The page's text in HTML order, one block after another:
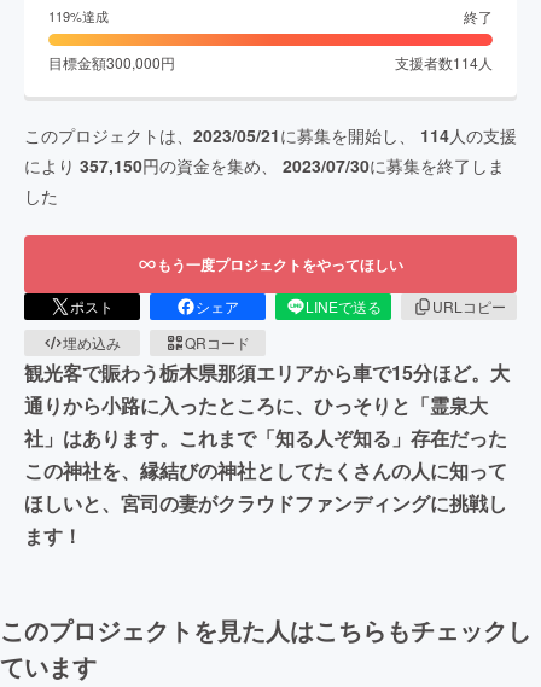
119%達成 終了
目標金額300,000円 支援者数114人
このプロジェクトは、 2023/05/21に募集を開始し、 114人の支援
により 357,150円の資金を集め、 2023/07/30に募集を終了しま
した
もう一度プロジェクトをやってほしい
ポスト シェア LINEで送る
URLコピー
埋め込み
QRコード
観光客で賑わう栃木県那須エリアから車で15分ほど。大
通りから小路に入ったところに、ひっそりと「霊泉大
社」はあります。これまで「知る人ぞ知る」存在だった
この神社を、縁結びの神社としてたくさんの人に知って
ほしいと、宮司の妻がクラウドファンディングに挑戦し
ます！
このプロジェクトを見た人はこちらもチェックし
ています